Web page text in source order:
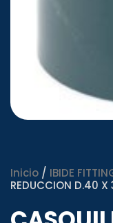
Inicio / IBIDE
REDUCCION D.40 X